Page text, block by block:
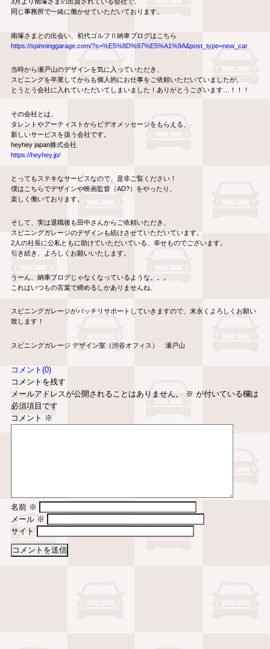
3月より南塚さまの出資されている会社で、
同じ事務所で一緒に働かせていただいております。
南塚さまとの出会い、初代ゴルフⅡ納車ブログはこちら
https://spinninggarage.com/?s=%E5%8D%97%E5%A1%9A&post_type=new_car
当時から瀬戸山のデザインを気に入っていただき、
スピニングを卒業してからも個人的にお仕事をご依頼いただいていましたが、
とうとう会社に入れていただいてしまいました！ ありがとうございます…！！！
その会社とは、
タレントやアーティストからビデオメッセージをもらえる、
新しいサービスを扱う会社です。
heyhey japan株式会社
https://heyhey.jp/
とってもステキなサービスなので、是非ご覧ください！
僕はこちらでデザインや映画監督（AD?）をやったり、
楽しく働いております。
そして、実は退職後も田中さんからご依頼いただき、
スピニングガレージのデザインも続けさせていただいています。
2人の社長に公私ともに助けていただいている、 幸せものでございます。
引き続き、よろしくお願いいたします。
うーん、納車ブログじゃなくなっているような。。。
これはいつもの言葉で締めるしかありませんね、
スピニングガレージがバッチリサポートしていきますので、 末永くよろしくお願い
致します！
スピニングガレージ デザイン室（渋谷オフィス） 瀬戸山
コメント(0)
コメントを残す
メールアドレスが公開されることはありません。
※ が付いている欄は
必須項目です
コメント ※
名前 ※
メール ※
サイト